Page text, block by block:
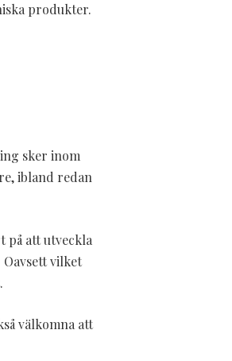
produkter.
sker inom
ibland redan
att utveckla
vilket
välkomna att